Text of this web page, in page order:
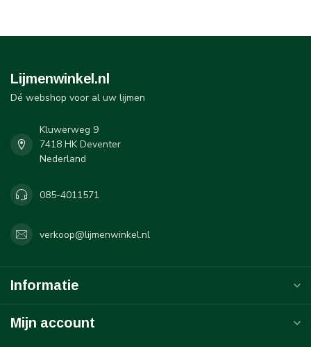
Lijmenwinkel.nl
Dé webshop voor al uw lijmen
Kluwerweg 9
7418 HK Deventer
Nederland
085-4011571
verkoop@lijmenwinkel.nl
Informatie
Mijn account